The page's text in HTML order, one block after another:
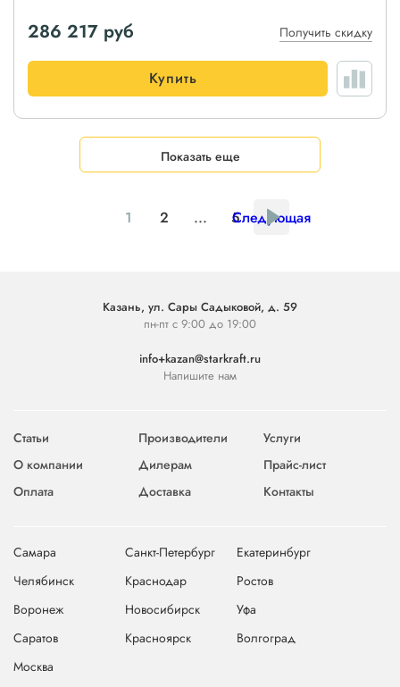
286 217 руб Получить скидку
Купить
Показать еще
1 2 ... 5
Следующая
Казань, ул. Сары Садыковой, д. 59
пн-пт с 9:00 до 19:00
info+kazan@starkraft.ru
Напишите нам
Статьи Производители
Услуги
О компании
Дилерам
Прайс-лист
Оплата
Доставка Контакты
Самара Санкт-Петербург
Екатеринбург
Челябинск
Краснодар
Ростов
Воронеж
Новосибирск
Уфа
Саратов
Красноярск
Волгоград
Москва